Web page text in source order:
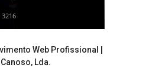
3216
Web Profissional |
Lda.